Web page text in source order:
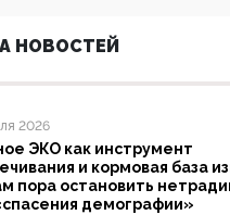
НОВОСТЕЙ
2026
ЭКО как инструмент
и кормовая база
пора остановить
демографии»